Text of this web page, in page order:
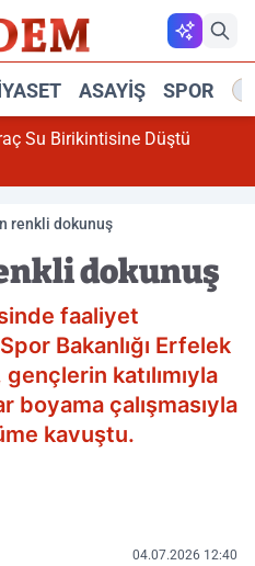
ASAYIŞ SPOR
Birikintisine Düştü
renkli dokunuş
dokunuş
faaliyet
Bakanlığı Erfelek
katılımıyla
çalışmasıyla
kavuştu.
04.07.2026 12:40